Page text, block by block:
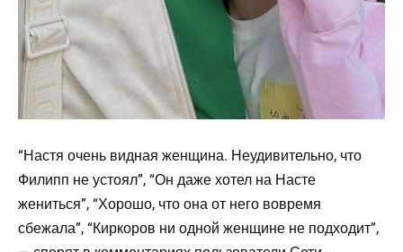
“Настя очень видная женщина. Неудивительно, что
Филипп не устоял”, “Он даже хотел на Насте
жениться”, “Хорошо, что она от него вовремя
сбежала”, “Киркоров ни одной женщине не подходит”,